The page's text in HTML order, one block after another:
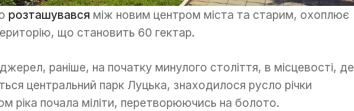
розташувався між новим центром міста та старим, охоплює
що становить 60 гектар.
раніше, на початку минулого століття, в місцевості, де
центральний парк Луцька, знаходилося русло річки
ріка почала міліти, перетворюючись на болото.